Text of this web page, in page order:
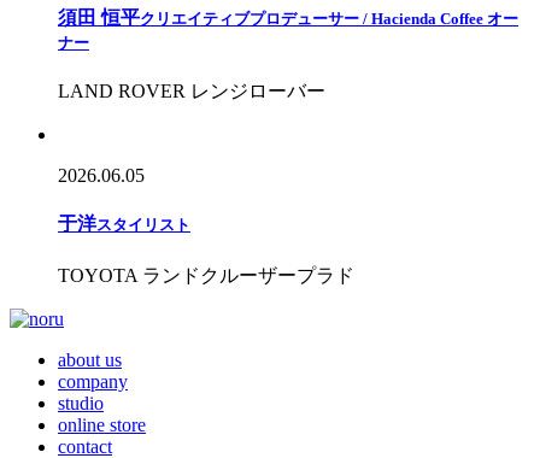
須田 恒平クリエイティブプロデューサー / Hacienda Coffee オー
ナー
LAND ROVER レンジローバー
2026.06.05
于洋スタイリスト
TOYOTA ランドクルーザープラド
about us
company
studio
online store
contact